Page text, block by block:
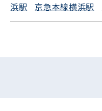
浜駅
京急本線横浜駅